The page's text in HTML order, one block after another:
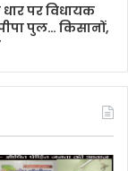
पर विधायक
पुल… किसानों,